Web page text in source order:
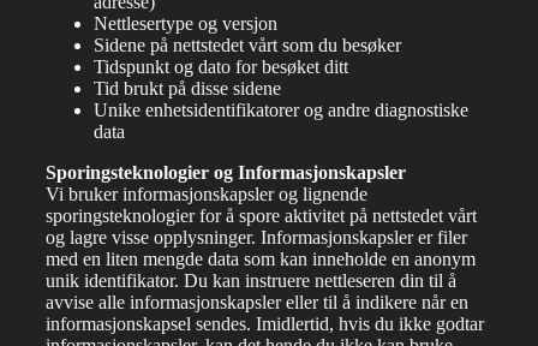
Nettlesertype og versjon
Sidene på nettstedet vårt som du besøker
Tidspunkt og dato for besøket ditt
Tid brukt på disse sidene
Unike enhetsidentifikatorer og andre diagnostiske
data
Sporingsteknologier og Informasjonskapsler
Vi bruker informasjonskapsler og lignende
sporingsteknologier for å spore aktivitet på nettstedet vårt
og lagre visse opplysninger. Informasjonskapsler er filer
med en liten mengde data som kan inneholde en anonym
unik identifikator. Du kan instruere nettleseren din til å
avvise alle informasjonskapsler eller til å indikere når en
informasjonskapsel sendes. Imidlertid, hvis du ikke godtar